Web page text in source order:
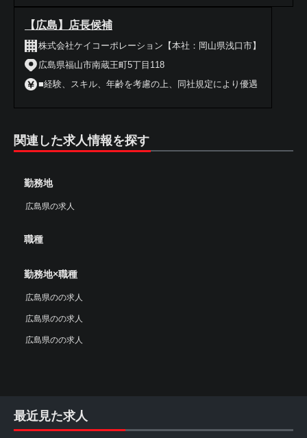
【広島】店長候補
株式会社ケイコーポレーション【本社：岡山県浅口市】
広島県福山市南蔵王町5丁目118
■経験、スキル、年齢を考慮の上、同社規定により優遇
関連した求人情報を探す
勤務地
広島県の求人
職種
勤務地×職種
広島県のの求人
広島県のの求人
広島県のの求人
最近見た求人